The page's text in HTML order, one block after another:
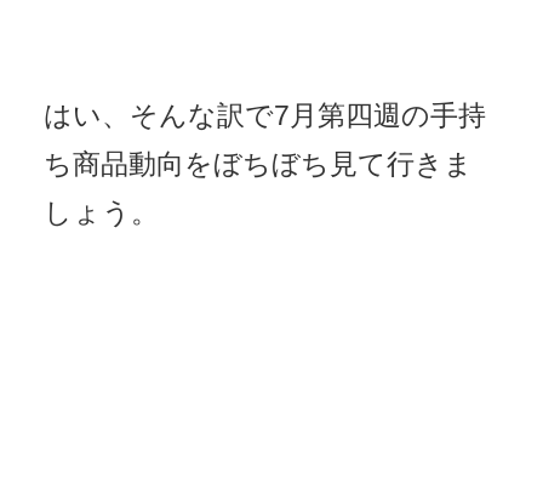
はい、そんな訳で7月第四週の手持
ち商品動向をぼちぼち見て行きま
しょう。